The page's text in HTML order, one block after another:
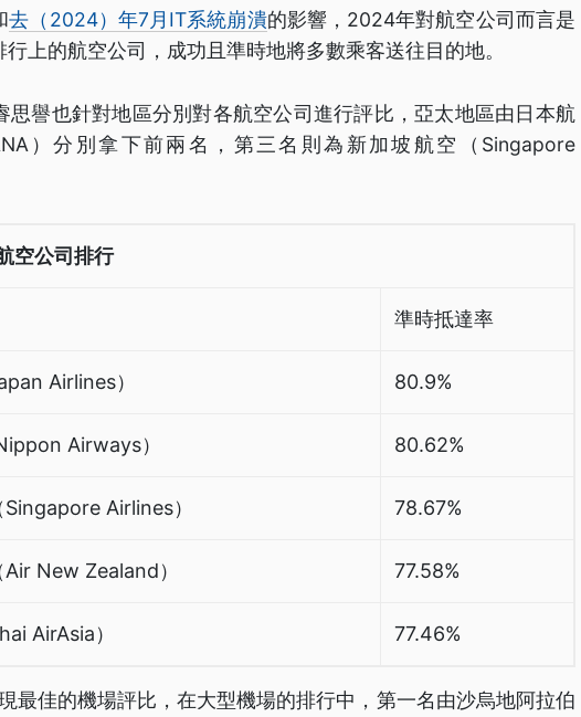
去（2024）年7月IT系統崩潰的影響，2024年對航空公司而言是
上的航空公司，成功且準時地將多數乘客送往目的地。
思譽也針對地區分別對各航空公司進行評比，亞太地區由日本航
）分別拿下前兩名，第三名則為新加坡航空（Singapore
空公司排行
準時抵達率
Airlines） 80.9%
Airways） 80.62%
Airlines） 78.67%
New Zealand） 77.58%
AirAsia） 77.46%
最佳的機場評比，在大型機場的排行中，第一名由沙烏地阿拉伯